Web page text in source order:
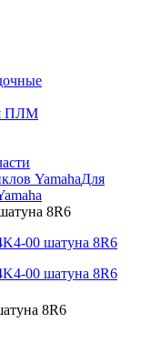
ПЛМ
YamahaДля
8R6
8R6